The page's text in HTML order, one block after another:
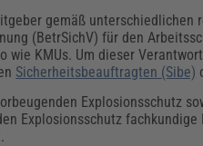
gemäß unterschiedlichen
(BetrSichV) für den
wie KMUs. Um dieser
Sicherheitsbeauftragten (Sibe)
Explosionsschutz
Explosionsschutz